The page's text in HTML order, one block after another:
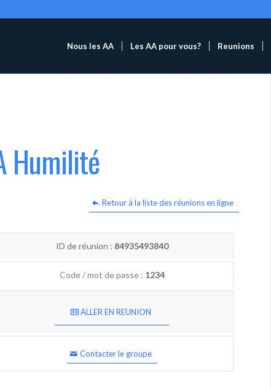
Nous les AA Les AA pour vous? Reunions
Humilité
Retour à la liste des réunions en ligne
ID de réunion : 84935493840
Code / mot de passe : 1234
ALLER EN REUNION
Contacter le groupe